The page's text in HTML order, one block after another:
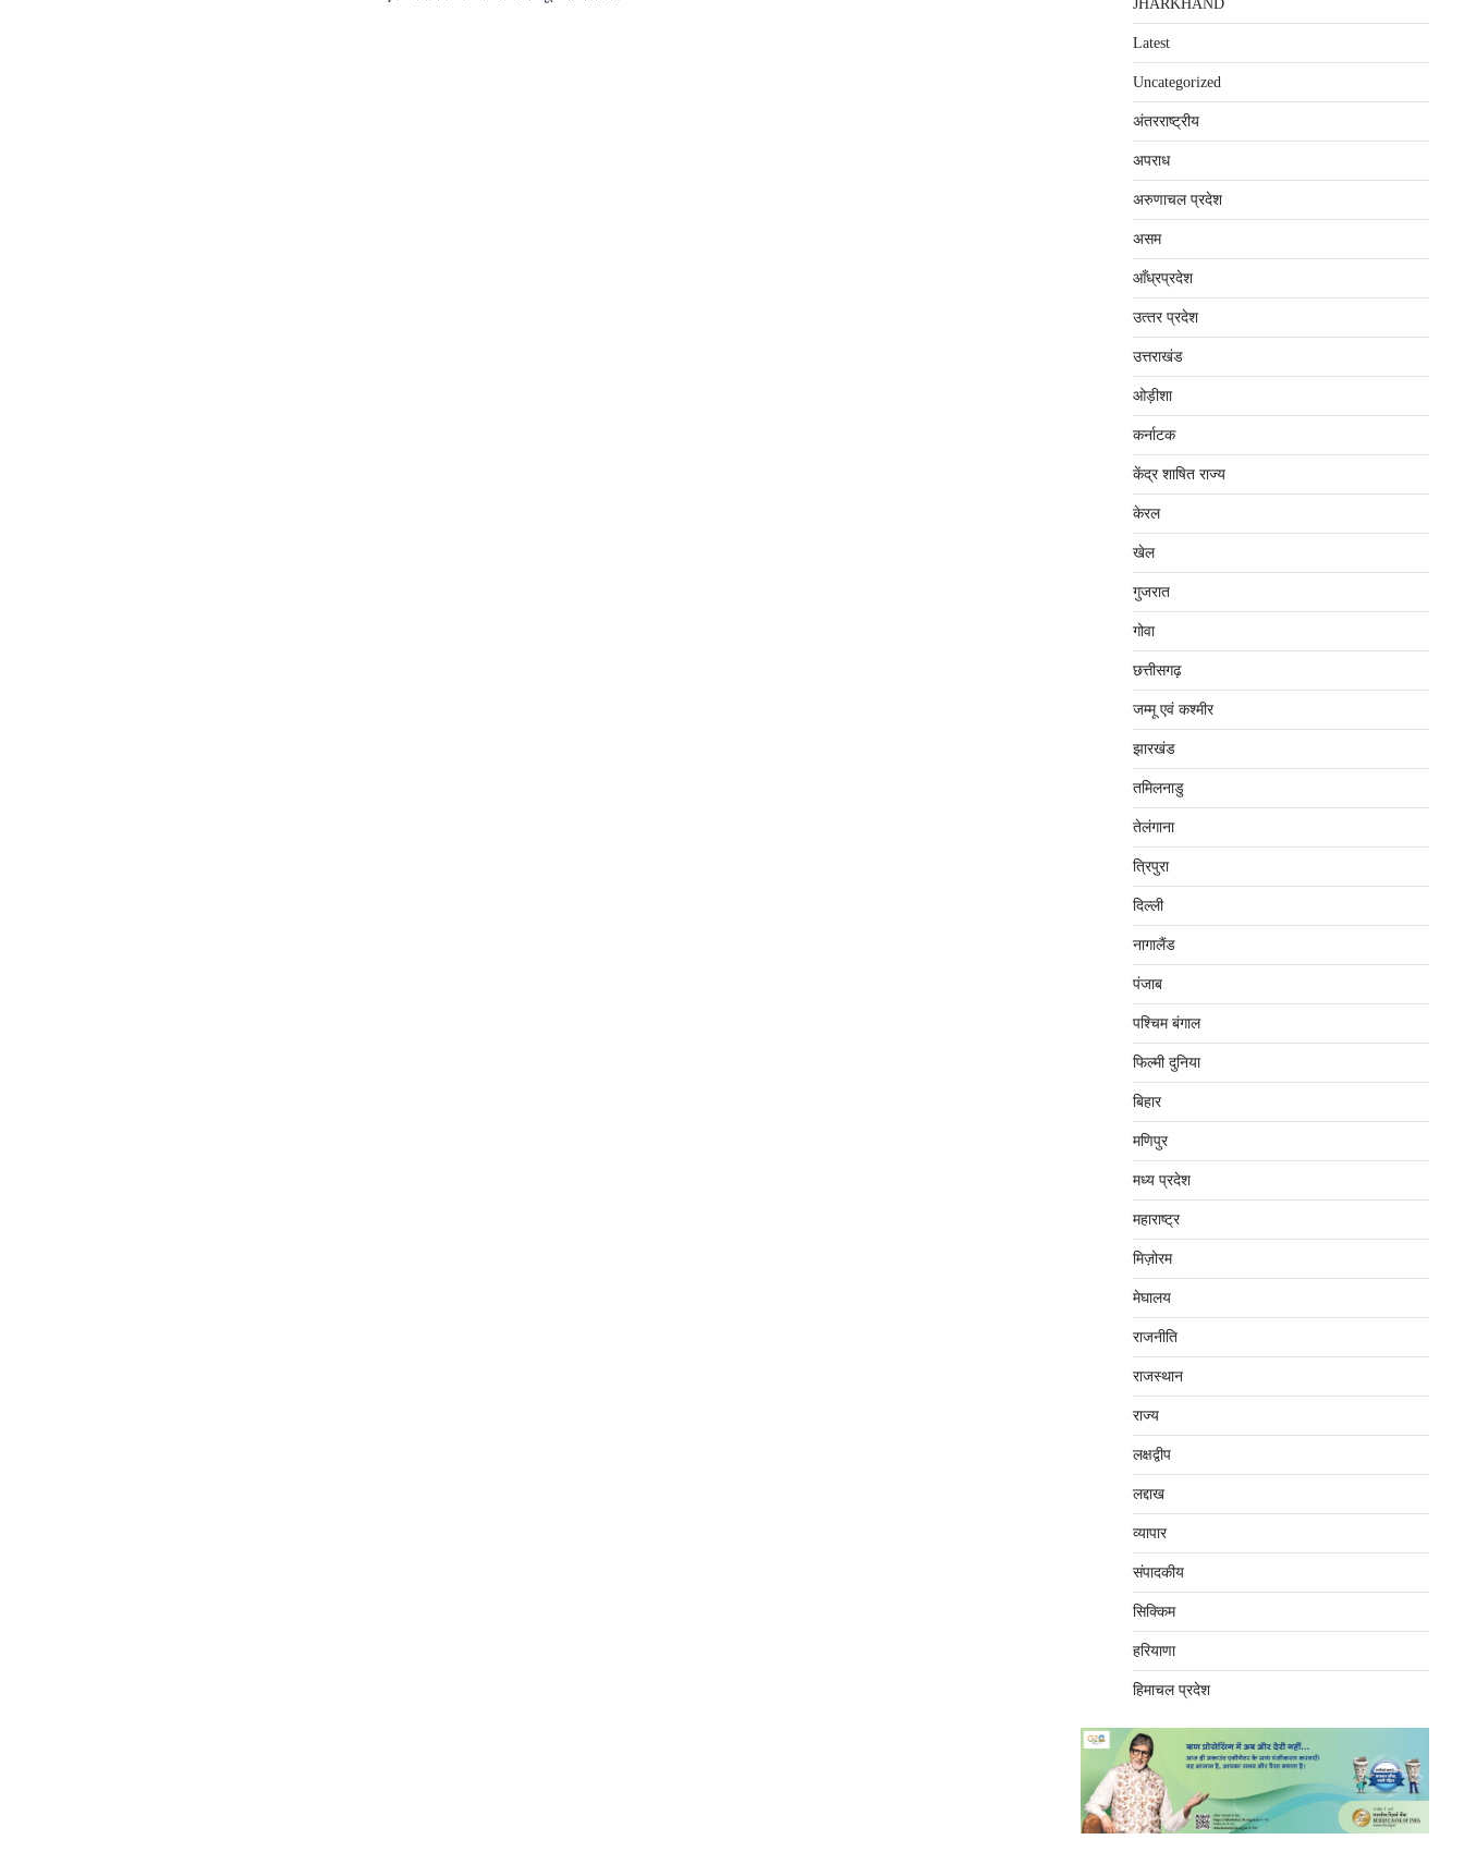
JHARKHAND
Latest
Uncategorized
अंतरराष्‍ट्रीय
अपराध
अरुणाचल प्रदेश
असम
आँध्रप्रदेश
उत्‍तर प्रदेश
उत्तराखंड
ओड़ीशा
कर्नाटक
केंद्र शाषित राज्य
केरल
खेल
गुजरात
गोवा
छत्तीसगढ़
जम्‍मू एवं कश्‍मीर
झारखंड
तमिलनाडु
तेलंगाना
त्रिपुरा
दिल्‍ली
नागालैंड
पंजाब
पश्चिम बंगाल
फिल्मी दुनिया
बिहार
मणिपुर
मध्‍य प्रदेश
महाराष्‍ट्र
मिज़ोरम
मेघालय
राजनीति
राजस्थान
राज्य
लक्षद्वीप
लद्दाख
व्यापार
संपादकीय
सिक्किम
हरियाणा
हिमाचल प्रदेश